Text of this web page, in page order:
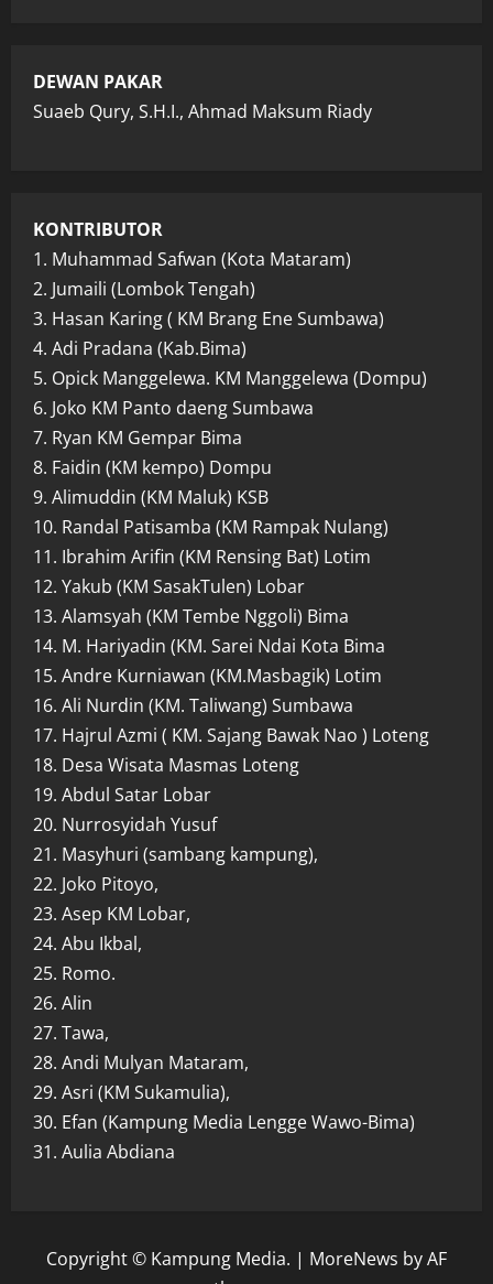
DEWAN PAKAR
Suaeb Qury, S.H.I., Ahmad Maksum Riady
KONTRIBUTOR
1. Muhammad Safwan (Kota Mataram)
2. Jumaili (Lombok Tengah)
3. Hasan Karing ( KM Brang Ene Sumbawa)
4. Adi Pradana (Kab.Bima)
5. Opick Manggelewa. KM Manggelewa (Dompu)
6. Joko KM Panto daeng Sumbawa
7. Ryan KM Gempar Bima
8. Faidin (KM kempo) Dompu
9. Alimuddin (KM Maluk) KSB
10. Randal Patisamba (KM Rampak Nulang)
11. Ibrahim Arifin (KM Rensing Bat) Lotim
12. Yakub (KM SasakTulen) Lobar
13. Alamsyah (KM Tembe Nggoli) Bima
14. M. Hariyadin (KM. Sarei Ndai Kota Bima
15. Andre Kurniawan (KM.Masbagik) Lotim
16. Ali Nurdin (KM. Taliwang) Sumbawa
17. Hajrul Azmi ( KM. Sajang Bawak Nao ) Loteng
18. Desa Wisata Masmas Loteng
19. Abdul Satar Lobar
20. Nurrosyidah Yusuf
21. Masyhuri (sambang kampung),
22. Joko Pitoyo,
23. Asep KM Lobar,
24. Abu Ikbal,
25. Romo.
26. Alin
27. Tawa,
28. Andi Mulyan Mataram,
29. Asri (KM Sukamulia),
30. Efan (Kampung Media Lengge Wawo-Bima)
31. Aulia Abdiana
Copyright © Kampung Media. | MoreNews by AF